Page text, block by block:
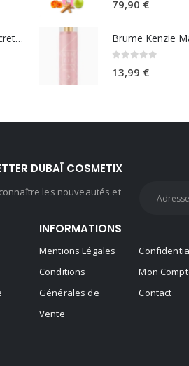
Fixateur Sugar - Secret Musc 30ml
79,90 €
13,99 €
DUBAÏ COSMETIX
les nouveautés et
INFORMATIONS
Mentions Légales
Conditions
Générales de
Vente
Mon
Contact